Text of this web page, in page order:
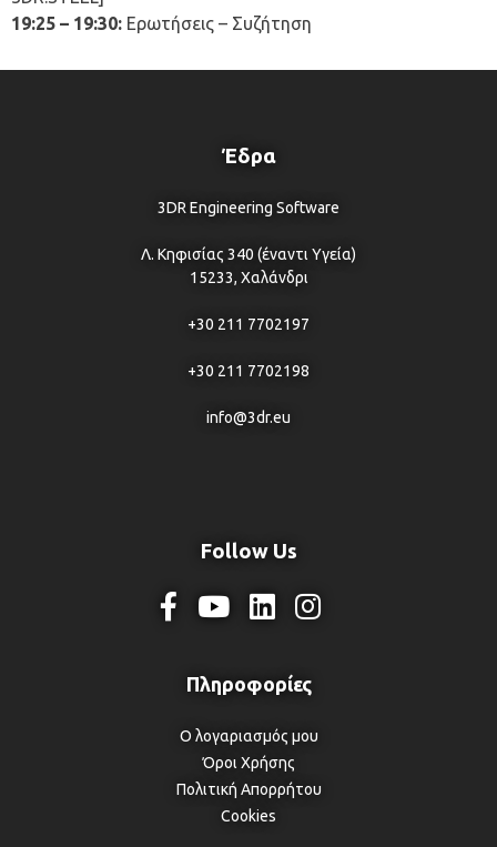
19:25 – 19:30: Ερωτήσεις – Συζήτηση
Έδρα
3DR Engineering Software
Λ. Κηφισίας 340 (έναντι Υγεία)
15233, Χαλάνδρι
+30 211 7702197
+30 211 7702198
info@3dr.eu
Follow Us
Ο λογαριασμός μου
Όροι Χρήσης
Πολιτική Απορρήτου
Cookies